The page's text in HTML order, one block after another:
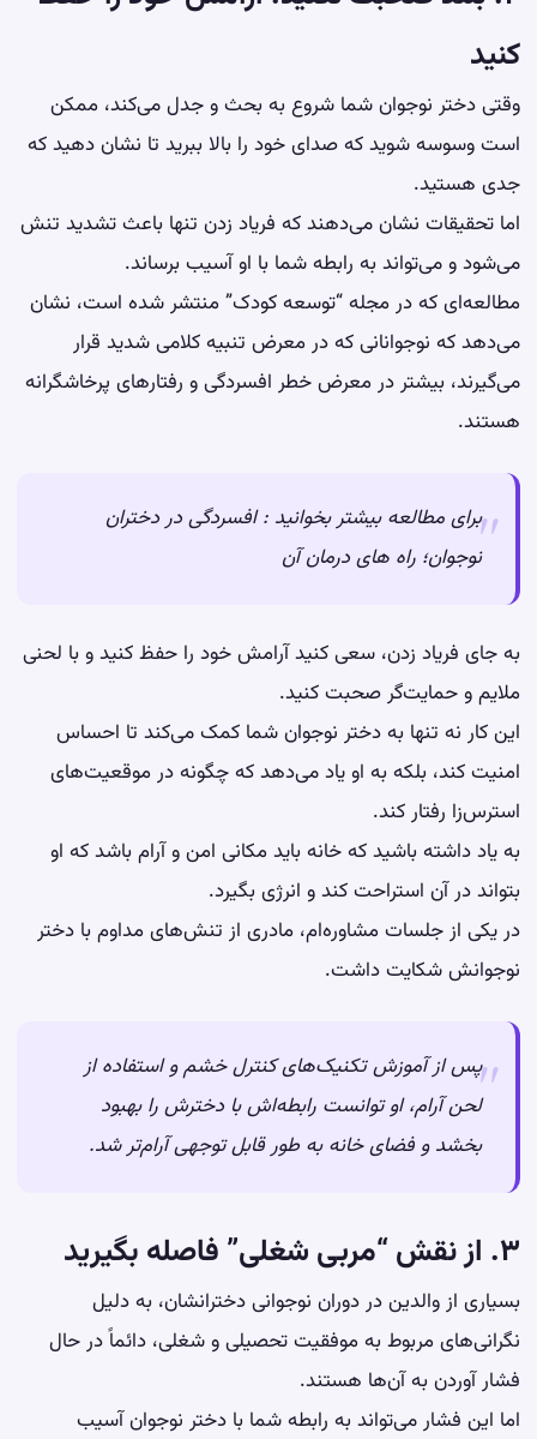
کنید
وقتی دختر نوجوان شما شروع به بحث و جدل می‌کند، ممکن
است وسوسه شوید که صدای خود را بالا ببرید تا نشان دهید که
جدی هستید.
اما تحقیقات نشان می‌دهند که فریاد زدن تنها باعث تشدید تنش
می‌شود و می‌تواند به رابطه شما با او آسیب برساند.
مطالعه‌ای که در مجله “توسعه کودک” منتشر شده است، نشان
می‌دهد که نوجوانانی که در معرض تنبیه کلامی شدید قرار
می‌گیرند، بیشتر در معرض خطر افسردگی و رفتارهای پرخاشگرانه
هستند.
برای مطالعه بیشتر بخوانید :افسردگی در دختران
نوجوان؛ راه های درمان آن
به جای فریاد زدن، سعی کنید آرامش خود را حفظ کنید و با لحنی
ملایم و حمایت‌گر صحبت کنید.
این کار نه تنها به دختر نوجوان شما کمک می‌کند تا احساس
امنیت کند، بلکه به او یاد می‌دهد که چگونه در موقعیت‌های
استرس‌زا رفتار کند.
به یاد داشته باشید که خانه باید مکانی امن و آرام باشد که او
بتواند در آن استراحت کند و انرژی بگیرد.
در یکی از جلسات مشاوره‌ام، مادری از تنش‌های مداوم با دختر
نوجوانش شکایت داشت.
پس از آموزش تکنیک‌های کنترل خشم و استفاده از
لحن آرام، او توانست رابطه‌اش با دخترش را بهبود
بخشد و فضای خانه به طور قابل توجهی آرام‌تر شد.
۳. از نقش “مربی شغلی” فاصله بگیرید
بسیاری از والدین در دوران نوجوانی دخترانشان، به دلیل
نگرانی‌های مربوط به موفقیت تحصیلی و شغلی، دائماً در حال
فشار آوردن به آن‌ها هستند.
اما این فشار می‌تواند به رابطه شما با دختر نوجوان آسیب